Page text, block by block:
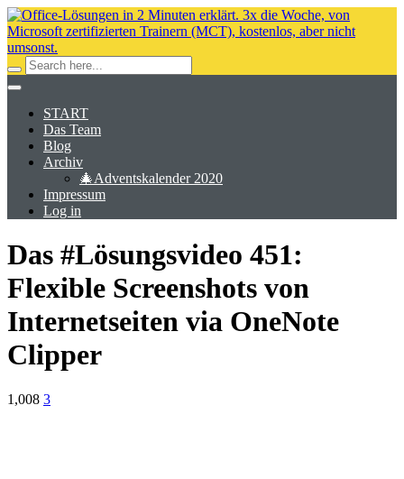
START
Das Team
Blog
Archiv
🎄Adventskalender 2020
Impressum
Log in
Das #Lösungsvideo 451:
Flexible Screenshots von
Internetseiten via OneNote
Clipper
1,008 3